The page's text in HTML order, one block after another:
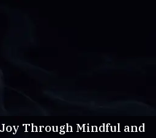
Through Mindful and